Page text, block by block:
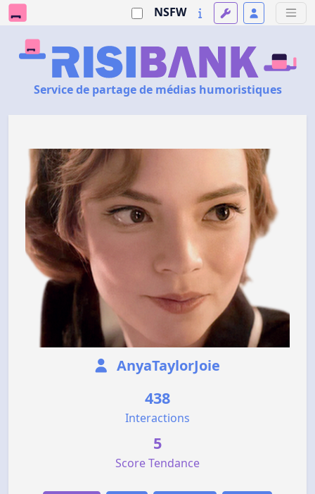
NSFW
Service de partage de médias humoristiques
AnyaTaylorJoie
438
Interactions
5
Score Tendance